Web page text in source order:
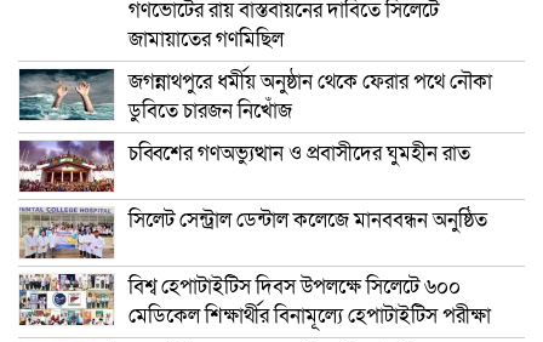
গণভোটের রায় বাস্তবায়নের দাবিতে সিলেটে
জামায়াতের গণমিছিল
জগন্নাথপুরে ধর্মীয় অনুষ্ঠান থেকে ফেরার পথে নৌকা
ডুবিতে চারজন নিখোঁজ
চব্বিশের গণঅভ্যুত্থান ও প্রবাসীদের ঘুমহীন রাত
সিলেট সেন্ট্রাল ডেন্টাল কলেজে মানববন্ধন অনুষ্ঠিত
বিশ্ব হেপাটাইটিস দিবস উপলক্ষে সিলেটে ৬০০
মেডিকেল শিক্ষার্থীর বিনামূল্যে হেপাটাইটিস পরীক্ষা